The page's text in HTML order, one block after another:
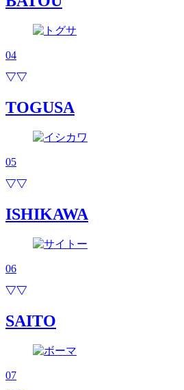
04
TOGUSA
05
ISHIKAWA
06
SAITO
07